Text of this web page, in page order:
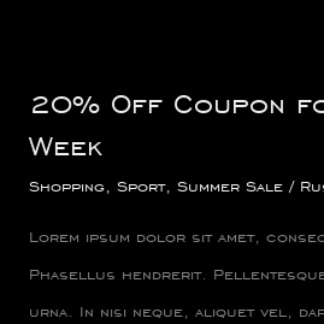
20% Off Coupon
Week
Shopping, Sport, Summer Sale/
Lorem ipsum dolor sit amet,
Phasellus hendrerit.
urna. In nisi neque, aliquet vel,
20%
Off
Cyber
Week